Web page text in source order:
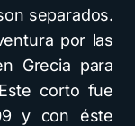
separados.
por las
Grecia para
corto fue
y con éste